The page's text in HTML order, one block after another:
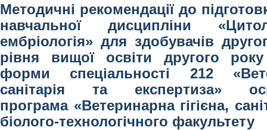
професійна програма «Ветеринарна
технологічного факультету
Методичні рекомендації до
навчальної дисципліни
ембріологія» для здобувачів
рівня вищої освіти другого
форми спеціальності 212
санітарія та експертиза»
програма «Ветеринарна гігієна,
біолого-технологічного факультету